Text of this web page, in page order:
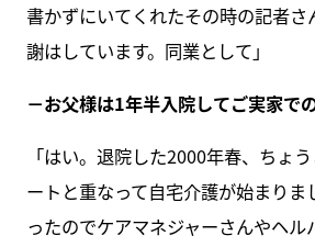
書かずにいてくれたその時の記者
謝はしています。同業として」
－お父様は1年半入院してご実家で
「はい。退院した2000年春、ちょ
ートと重なって自宅介護が始まり
ったのでケアマネジャーさんやヘル